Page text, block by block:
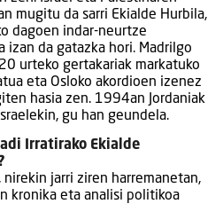
mugitu da sarri Ekialde Hurbila,
dagoen indar-neurtze
izan da gatazka hori. Madrilgo
urteko gertakariak markatuko
eta Osloko akordioen izenez
hasia zen. 1994an Jordaniak
gu han geundela.
Irratirako Ekialde
nirekin jarri ziren harremanetan,
kronika eta analisi politikoa